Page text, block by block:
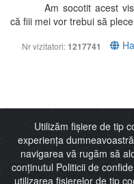
Am socotit acest
că fiii mei vor trebui să
Nr vizitatori: 1217741
Utilizăm fișiere de tip
experiența
navigarea vă rugăm să
conținutul Politicii de
utilizarea fișierelor de tip